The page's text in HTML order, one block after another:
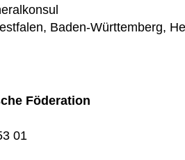
Baden-Württemberg,
Föderation
01